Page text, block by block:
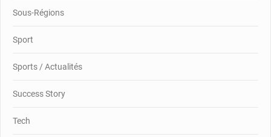
Sous-Régions
Sport
Sports / Actualités
Success Story
Tech